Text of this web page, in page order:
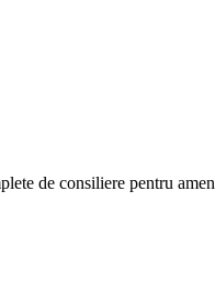
de consiliere pentru